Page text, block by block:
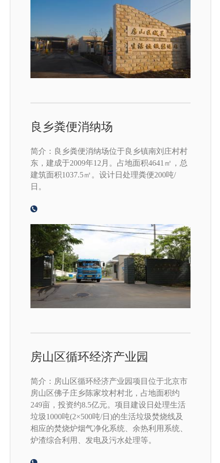
良乡粪便消纳场
简介：良乡粪便消纳场位于良乡镇南刘庄村村
东，建成于2009年12月。占地面积4641㎡，总
建筑面积1037.5㎡。设计日处理粪便200吨/
日。
房山区循环经济产业园
简介：房山区循环经济产业园项目位于北京市
房山区佛子庄乡陈家坟村村北，占地面积约
249亩，投资约8.5亿元。项目建设日处理生活
垃圾1000吨(2×500吨/日)的生活垃圾焚烧线及
相应的焚烧炉烟气净化系统、余热利用系统、
炉渣综合利用、发电及污水处理等。